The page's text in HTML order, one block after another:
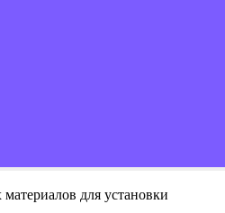
для установки